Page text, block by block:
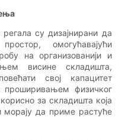
су дизајнирани да
омогућавајући
на организованији и
висине складишта,
свој капацитет
физичког
за складишта која
морају да приме растуће